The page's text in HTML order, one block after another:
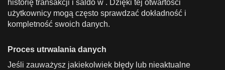
historię transakcji i saldo w . Dzięki tej otwartości
użytkownicy mogą często sprawdzać dokładność i
kompletność swoich danych.
Proces utrwalania danych
Jeśli zauważysz jakiekolwiek błędy lub nieaktualne